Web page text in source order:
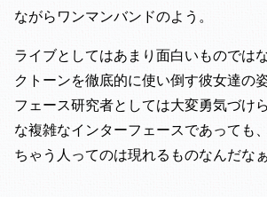
ながらワンマンバンドのよう。
ライブとしてはあまり面白いものでは
クトーンを徹底的に使い倒す彼女達の
フェース研究者としては大変勇気づけ
な複雑なインターフェースであっても
ちゃう人ってのは現れるものなんだな